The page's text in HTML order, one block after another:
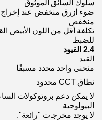
سلوك السائق الموثوق
ضوء أزرق منخفض عند إخراج
منخفض
تكلفة أقل من اللون الأبيض
للضبط
2.4 القيود
القيد
منحنى واحد محدد مسبقًا
نطاق CCT محدود
لا يمكن دعم بروتوكولات
البيولوجية
لا يوجد مخرجات "رائعة".